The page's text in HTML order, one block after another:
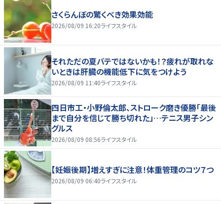
さくらんぼの驚くべき効果効能
2026/08/09 16:20ライフスタイル
それただの夏バテではないかも！？疲れが取れな
いときは肝臓の機能低下に気をつけよう
2026/08/09 11:40ライフスタイル
四日市工・小野倫太郎、ストローク磨き優勝「最後
まで自分を信じて勝ち切れた」…テニス男子シン
グルス
2026/08/09 08:56ライフスタイル
【妊娠後期】増えすぎに注意！体重管理のコツ７つ
2026/08/09 06:40ライフスタイル